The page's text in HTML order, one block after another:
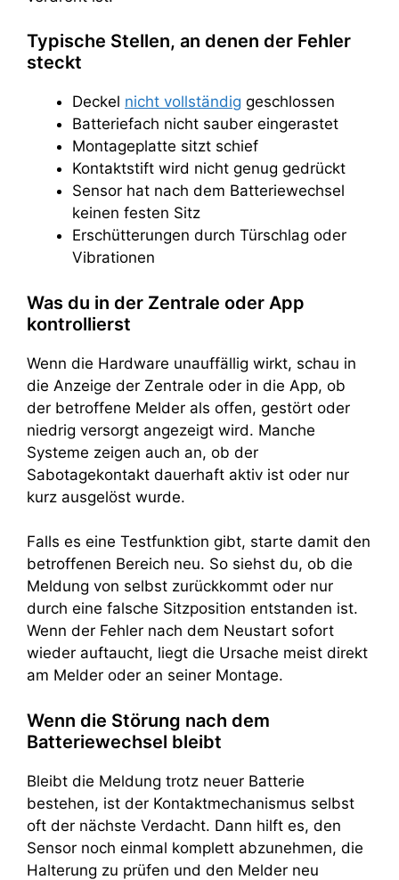
Typische Stellen, an denen der Fehler
steckt
Deckel nicht vollständig geschlossen
Batteriefach nicht sauber eingerastet
Montageplatte sitzt schief
Kontaktstift wird nicht genug gedrückt
Sensor hat nach dem Batteriewechsel
keinen festen Sitz
Erschütterungen durch Türschlag oder
Vibrationen
Was du in der Zentrale oder App
kontrollierst
Wenn die Hardware unauffällig wirkt, schau in
die Anzeige der Zentrale oder in die App, ob
der betroffene Melder als offen, gestört oder
niedrig versorgt angezeigt wird. Manche
Systeme zeigen auch an, ob der
Sabotagekontakt dauerhaft aktiv ist oder nur
kurz ausgelöst wurde.
Falls es eine Testfunktion gibt, starte damit den
betroffenen Bereich neu. So siehst du, ob die
Meldung von selbst zurückkommt oder nur
durch eine falsche Sitzposition entstanden ist.
Wenn der Fehler nach dem Neustart sofort
wieder auftaucht, liegt die Ursache meist direkt
am Melder oder an seiner Montage.
Wenn die Störung nach dem
Batteriewechsel bleibt
Bleibt die Meldung trotz neuer Batterie
bestehen, ist der Kontaktmechanismus selbst
oft der nächste Verdacht. Dann hilft es, den
Sensor noch einmal komplett abzunehmen, die
Halterung zu prüfen und den Melder neu